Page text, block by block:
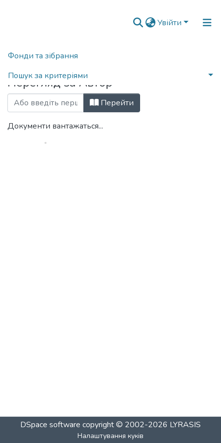
Увійти
Фонди та зібрання
Пошук за критеріями
Головна Переглянути за автором
Перегляд за Автор
Перейти
Документи вантажаться...
DSpace software copyright © 2002-2026 LYRASIS
Налаштування куків